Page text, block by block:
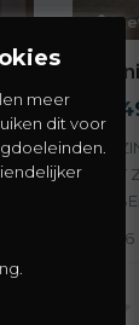
€
6
meer
dit voor